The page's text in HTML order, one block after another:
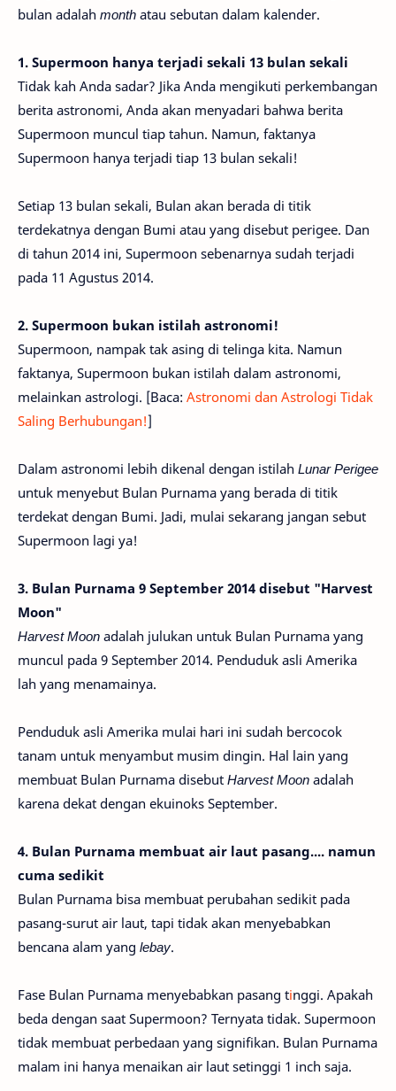
bulan adalah month atau sebutan dalam kalender.
1. Supermoon hanya terjadi sekali 13 bulan sekali
Tidak kah Anda sadar? Jika Anda mengikuti perkembangan
berita astronomi, Anda akan menyadari bahwa berita
Supermoon muncul tiap tahun. Namun, faktanya
Supermoon hanya terjadi tiap 13 bulan sekali!
Setiap 13 bulan sekali, Bulan akan berada di titik
terdekatnya dengan Bumi atau yang disebut perigee. Dan
di tahun 2014 ini, Supermoon sebenarnya sudah terjadi
pada 11 Agustus 2014.
2. Supermoon bukan istilah astronomi!
Supermoon, nampak tak asing di telinga kita. Namun
faktanya, Supermoon bukan istilah dalam astronomi,
melainkan astrologi. [Baca: Astronomi dan Astrologi Tidak
Saling Berhubungan!]
Dalam astronomi lebih dikenal dengan istilah Lunar Perigee
untuk menyebut Bulan Purnama yang berada di titik
terdekat dengan Bumi. Jadi, mulai sekarang jangan sebut
Supermoon lagi ya!
3. Bulan Purnama 9 September 2014 disebut "Harvest
Moon"
Harvest Moon adalah julukan untuk Bulan Purnama yang
muncul pada 9 September 2014. Penduduk asli Amerika
lah yang menamainya.
Penduduk asli Amerika mulai hari ini sudah bercocok
tanam untuk menyambut musim dingin. Hal lain yang
membuat Bulan Purnama disebut Harvest Moon adalah
karena dekat dengan ekuinoks September.
4. Bulan Purnama membuat air laut pasang.... namun
cuma sedikit
Bulan Purnama bisa membuat perubahan sedikit pada
pasang-surut air laut, tapi tidak akan menyebabkan
bencana alam yang lebay.
Fase Bulan Purnama menyebabkan pasang tinggi. Apakah
beda dengan saat Supermoon? Ternyata tidak. Supermoon
tidak membuat perbedaan yang signifikan. Bulan Purnama
malam ini hanya menaikan air laut setinggi 1 inch saja.